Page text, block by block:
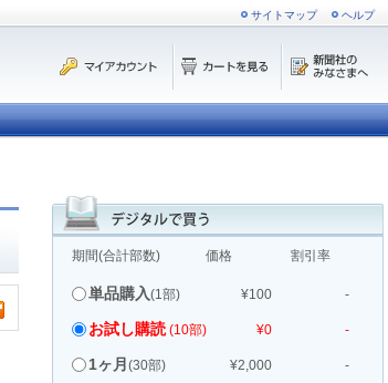
サイトマップ ヘルプ
期間(合計部数) 価格 割引率
単品購入(1部) ¥100 -
お試し購読 (10部) ¥0 -
1ヶ月 (30部) ¥2,000 -